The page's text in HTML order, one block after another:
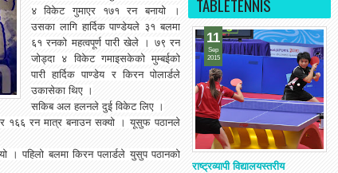
४ विकेट गुमाएर १७१ रन बनायो ।
उसका लागि हार्दिक पाण्डेयले ३१ बलमा
६१ रनको महत्वपूर्ण पारी खेले । ७९ रन
जोड्दा ४ विकेट गमाइसकेको मुम्बईको
पारी हार्दिक पाण्डेय र किरन पोलार्डले
उकासेका थिए ।
सकिब अल हलनले दुई विकेट लिए ।
१६६ रन मात्र बनाउन सक्यो । यूसुफ पठानले
। पहिलो बलमा किरन पलार्डले युसुप पठानको
TABLETENNIS
राष्ट्रव्यापी विद्यालयस्तरीय
11
Sep
2015